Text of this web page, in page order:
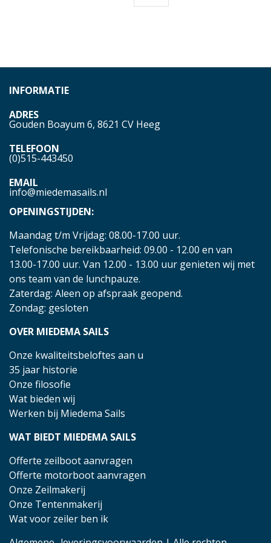
INFORMATIE
ADRES
Gouden Boayum 6, 8621 CV Heeg
TELEFOON
(0)515-443450
EMAIL
info@miedemasails.nl
OPENINGSTIJDEN:
Maandag t/m Vrijdag: 08.00-17.00 uur.
Telefonische bereikbaarheid: 09.00 - 12.00 en van
13.00-17.00 uur. Van 12.00 - 13.00 uur genieten wij met
ons team van de lunchpauze.
Zaterdag: Aleen op afspraak geopend.
Zondag: gesloten
OVER MIEDEMA SAILS
Onze kwaliteitsbeloftes aan u
35 jaar historie
Onze filosofie
Wat bieden wij
Werken bij Miedema Sails
WAT BIEDT MIEDEMA SAILS
Offerte zeilboot aanvragen
Offerte motorboot aanvragen
Onze Zeilmakerij
Onze Tentenmakerij
Wat voor zeiler ben ik